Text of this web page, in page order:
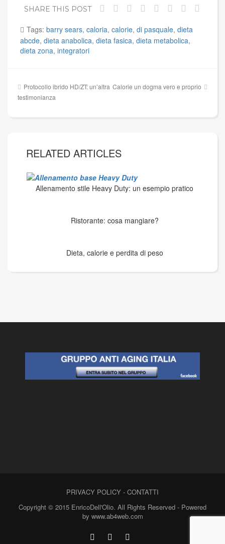
SHARE THIS POST
Tags: barry sears, caloria, calorie, di pasquale, dieta
abcde, dieta anabolica, dieta fasica, dieta metabolica,
dieta zona, integratori
Navigazione
articoli
Protocollo ibrido HD/ZT: un’altra
testimonianza
Calorie un dogma vero e proprio
RELATED ARTICLES
Allenamento stile Heavy Duty: un esempio pratico
Ristorante: cosa mangiare?
Dieta, calorie e perdita di peso
PRIVACY POLICY - CONTATTI
Copyright © 2015 EnricoDell'Olio. All Rights Reserved - Powered
by www.ab4web.com